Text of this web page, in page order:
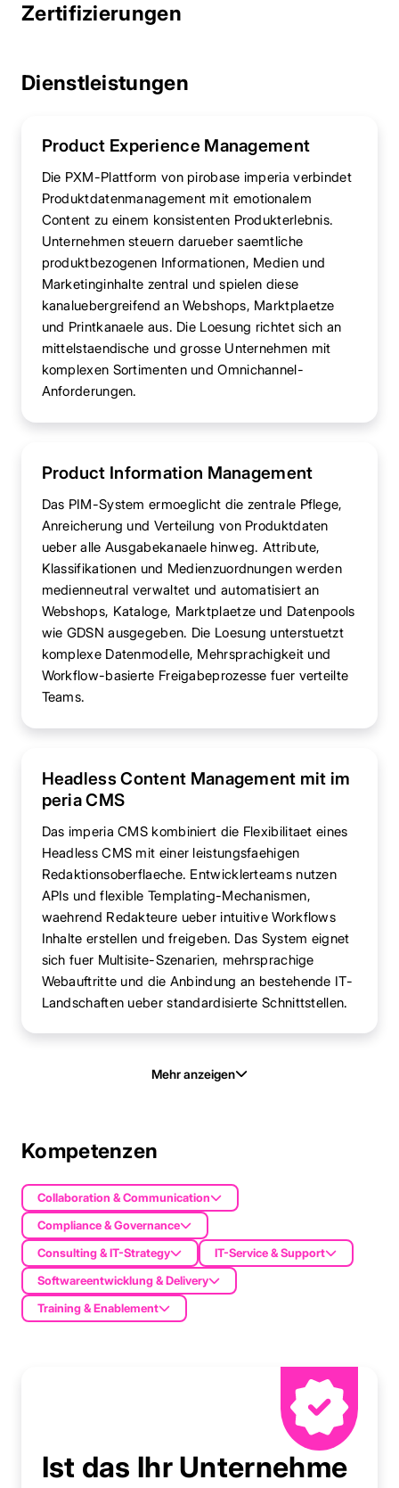
Zertifizierungen
Dienstleistungen
Product Experience Management
Die PXM-Plattform von pirobase imperia verbindet
Produktdatenmanagement mit emotionalem
Content zu einem konsistenten Produkterlebnis.
Unternehmen steuern darueber saemtliche
produktbezogenen Informationen, Medien und
Marketinginhalte zentral und spielen diese
kanaluebergreifend an Webshops, Marktplaetze
und Printkanaele aus. Die Loesung richtet sich an
mittelstaendische und grosse Unternehmen mit
komplexen Sortimenten und Omnichannel-
Anforderungen.
Product Information Management
Das PIM-System ermoeglicht die zentrale Pflege,
Anreicherung und Verteilung von Produktdaten
ueber alle Ausgabekanaele hinweg. Attribute,
Klassifikationen und Medienzuordnungen werden
medienneutral verwaltet und automatisiert an
Webshops, Kataloge, Marktplaetze und Datenpools
wie GDSN ausgegeben. Die Loesung unterstuetzt
komplexe Datenmodelle, Mehrsprachigkeit und
Workflow-basierte Freigabeprozesse fuer verteilte
Teams.
Headless Content Management mit im
peria CMS
Das imperia CMS kombiniert die Flexibilitaet eines
Headless CMS mit einer leistungsfaehigen
Redaktionsoberflaeche. Entwicklerteams nutzen
APIs und flexible Templating-Mechanismen,
waehrend Redakteure ueber intuitive Workflows
Inhalte erstellen und freigeben. Das System eignet
sich fuer Multisite-Szenarien, mehrsprachige
Webauftritte und die Anbindung an bestehende IT-
Landschaften ueber standardisierte Schnittstellen.
Mehr anzeigen
Kompetenzen
Collaboration & Communication
Compliance & Governance
Consulting & IT-Strategy
IT-Service & Support
Softwareentwicklung & Delivery
Training & Enablement
Ist das Ihr Unternehme